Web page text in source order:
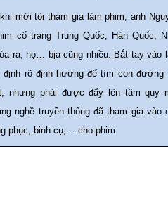
mời tôi tham gia làm phim, anh
cổ trang Trung Quốc, Hàn Quốc,
ra, họ… bịa cũng nhiều. Bắt tay vào
định rõ định hướng để tìm con đường
nhưng phải được đẩy lên tầm quy
nghề truyền thống đã tham gia vào
phục, binh cụ,… cho phim.